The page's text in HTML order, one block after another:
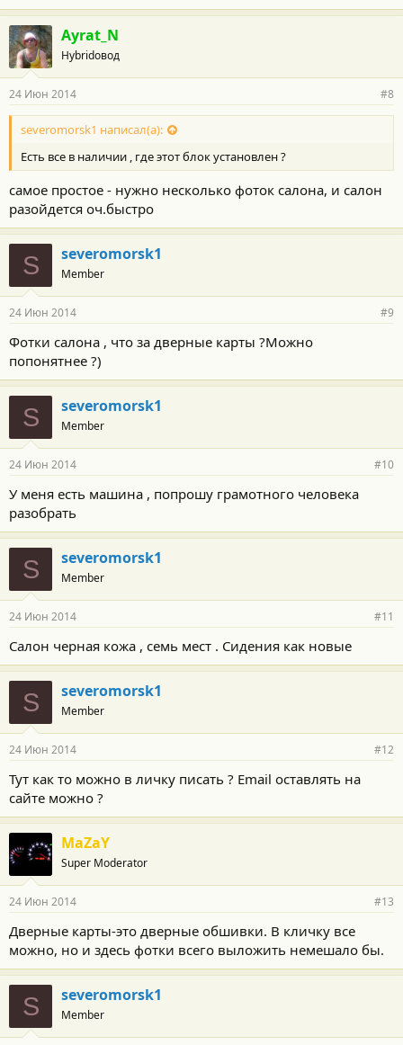
Ayrat_N
Hybridовод
24 Июн 2014 #8
severomorsk1 написал(а):
Есть все в наличии , где этот блок установлен ?
самое простое - нужно несколько фоток салона, и салон
разойдется оч.быстро
S severomorsk1
Member
24 Июн 2014 #9
Фотки салона , что за дверные карты ?Можно
попонятнее ?)
S severomorsk1
Member
24 Июн 2014 #10
У меня есть машина , попрошу грамотного человека
разобрать
S severomorsk1
Member
24 Июн 2014 #11
Салон черная кожа , семь мест . Сидения как новые
S severomorsk1
Member
24 Июн 2014 #12
Тут как то можно в личку писать ? Email оставлять на
сайте можно ?
MaZaY
Super Moderator
24 Июн 2014 #13
Дверные карты-это дверные обшивки. В кличку все
можно, но и здесь фотки всего выложить немешало бы.
S severomorsk1
Member